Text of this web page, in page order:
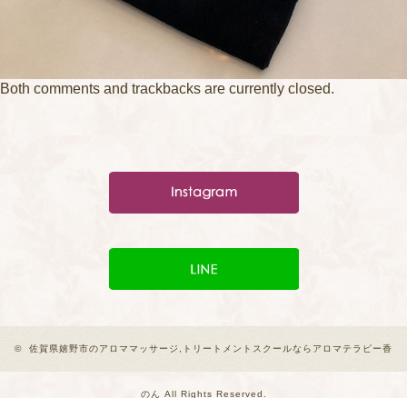
Both comments and trackbacks are currently closed.
© 佐賀県嬉野市のアロママッサージ,トリートメントスクールならアロマテラピー香
のん All Rights Reserved.